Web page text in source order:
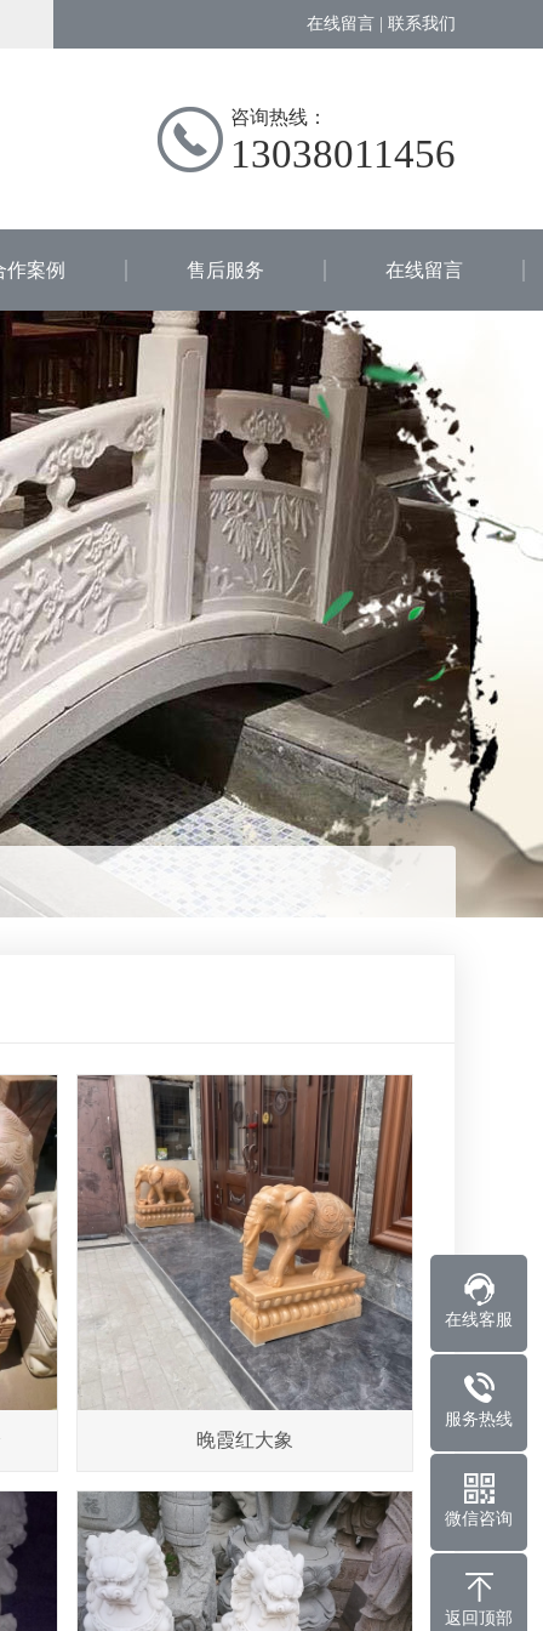
在线留言 联系我们
咨询热线：
13038011456
作案例 售后服务 在线留言
晚霞红大象
在线客服
服务热线
微信咨询
返回顶部